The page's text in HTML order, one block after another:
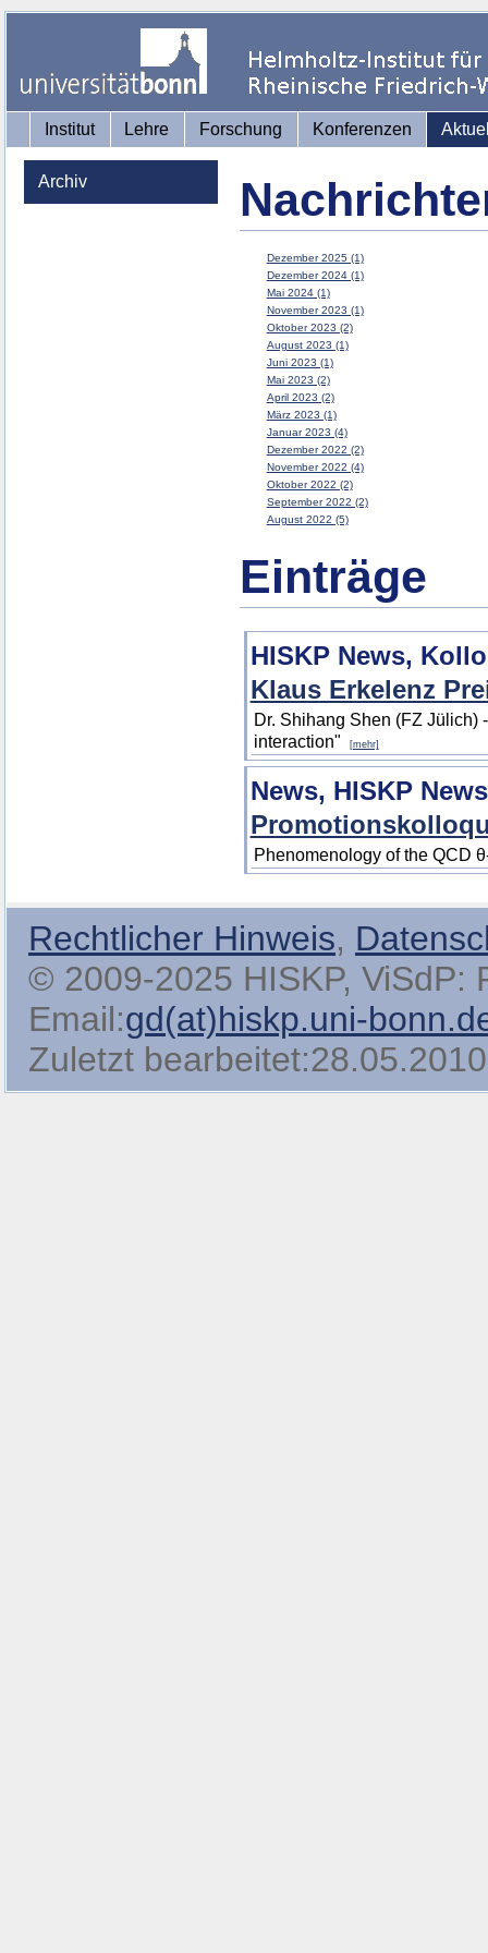
Institut Lehre Forschung Konferenzen
Archiv
Dezember 2025 (1)
Dezember 2024 (1)
Mai 2024 (1)
November 2023 (1)
Oktober 2023 (2)
August 2023 (1)
Juni 2023 (1)
Mai 2023 (2)
April 2023 (2)
März 2023 (1)
Januar 2023 (4)
Dezember 2022 (2)
November 2022 (4)
Oktober 2022 (2)
September 2022 (2)
August 2022 (5)
Einträge
HISKP News,
Klaus Erkelenz
Dr. Shihang Shen (FZ Jülich)
interaction"
[mehr]
News, HISKP
Phenomenology of the QCD
Rechtlicher Hinweis,
© 2009-2025 HISKP, ViSdP:
Email:gd(at)hiskp.uni-
Zuletzt